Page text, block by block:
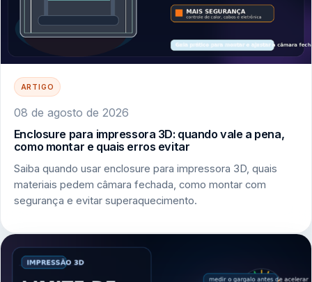
ARTIGO
08 de agosto de 2026
Enclosure para impressora 3D: quando vale a pena,
como montar e quais erros evitar
Saiba quando usar enclosure para impressora 3D, quais
materiais pedem câmara fechada, como montar com
segurança e evitar superaquecimento.